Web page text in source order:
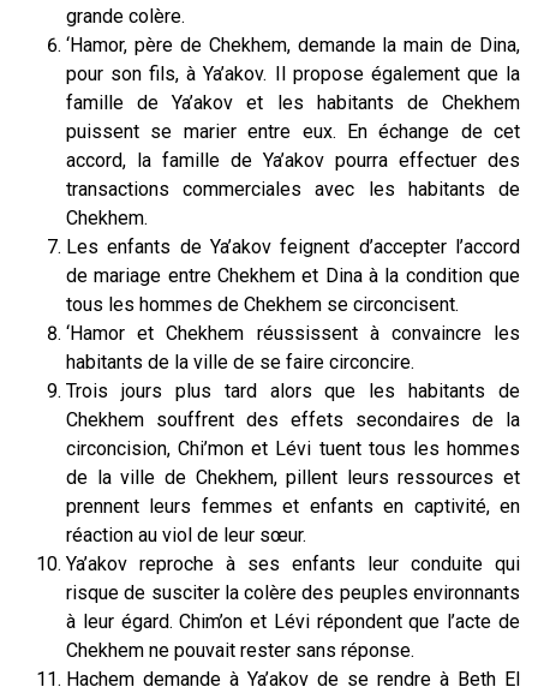
grande colère.
‘Hamor, père de Chekhem, demande la main de Dina,
pour son fils, à Ya’akov. Il propose également que la
famille de Ya’akov et les habitants de Chekhem
puissent se marier entre eux. En échange de cet
accord, la famille de Ya’akov pourra effectuer des
transactions commerciales avec les habitants de
Chekhem.
Les enfants de Ya’akov feignent d’accepter l’accord
de mariage entre Chekhem et Dina à la condition que
tous les hommes de Chekhem se circoncisent.
‘Hamor et Chekhem réussissent à convaincre les
habitants de la ville de se faire circoncire.
Trois jours plus tard alors que les habitants de
Chekhem souffrent des effets secondaires de la
circoncision, Chi’mon et Lévi tuent tous les hommes
de la ville de Chekhem, pillent leurs ressources et
prennent leurs femmes et enfants en captivité, en
réaction au viol de leur sœur.
Ya’akov reproche à ses enfants leur conduite qui
risque de susciter la colère des peuples environnants
à leur égard. Chim’on et Lévi répondent que l’acte de
Chekhem ne pouvait rester sans réponse.
Hachem demande à Ya’akov de se rendre à Beth El